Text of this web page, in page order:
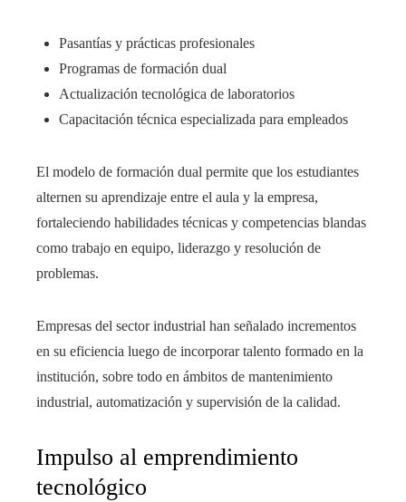
Pasantías y prácticas profesionales
Programas de formación dual
Actualización tecnológica de laboratorios
Capacitación técnica especializada para empleados
El modelo de formación dual permite que los estudiantes
alternen su aprendizaje entre el aula y la empresa,
fortaleciendo habilidades técnicas y competencias blandas
como trabajo en equipo, liderazgo y resolución de
problemas.
Empresas del sector industrial han señalado incrementos
en su eficiencia luego de incorporar talento formado en la
institución, sobre todo en ámbitos de mantenimiento
industrial, automatización y supervisión de la calidad.
Impulso al emprendimiento
tecnológico